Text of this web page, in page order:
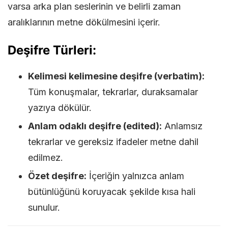
varsa arka plan seslerinin ve belirli zaman
aralıklarının metne dökülmesini içerir.
Deşifre Türleri:
Kelimesi kelimesine deşifre (verbatim):
Tüm konuşmalar, tekrarlar, duraksamalar
yazıya dökülür.
Anlam odaklı deşifre (edited): Anlamsız
tekrarlar ve gereksiz ifadeler metne dahil
edilmez.
Özet deşifre: İçeriğin yalnızca anlam
bütünlüğünü koruyacak şekilde kısa hali
sunulur.